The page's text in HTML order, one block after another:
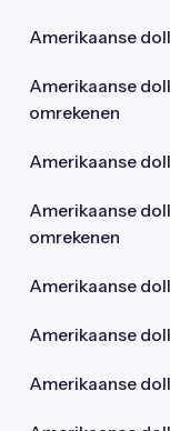
Amerikaanse
Amerikaanse
omrekenen
Amerikaanse
Amerikaanse
omrekenen
Amerikaanse
Amerikaanse
Amerikaanse